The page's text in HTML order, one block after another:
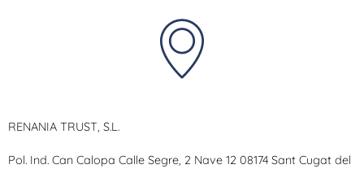
RENANIA TRUST, S.L.
Pol. Ind. Can Calopa Calle Segre, 2 Nave 12 08174 Sant Cugat del